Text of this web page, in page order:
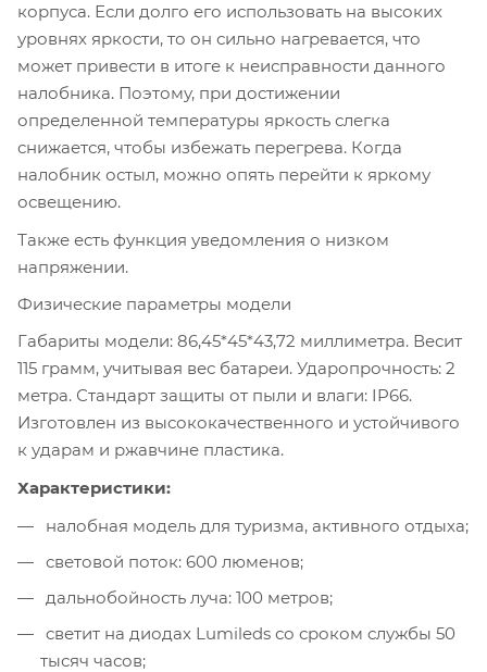
корпуса. Если долго его использовать на высоких
уровнях яркости, то он сильно нагревается, что
может привести в итоге к неисправности данного
налобника. Поэтому, при достижении
определенной температуры яркость слегка
снижается, чтобы избежать перегрева. Когда
налобник остыл, можно опять перейти к яркому
освещению.
Также есть функция уведомления о низком
напряжении.
Физические параметры модели
Габариты модели: 86,45*45*43,72 миллиметра. Весит
115 грамм, учитывая вес батареи. Ударопрочность: 2
метра. Стандарт защиты от пыли и влаги: IP66.
Изготовлен из высококачественного и устойчивого
к ударам и ржавчине пластика.
Характеристики:
налобная модель для туризма, активного отдыха;
световой поток: 600 люменов;
дальнобойность луча: 100 метров;
светит на диодах Lumileds со сроком службы 50
тысяч часов;